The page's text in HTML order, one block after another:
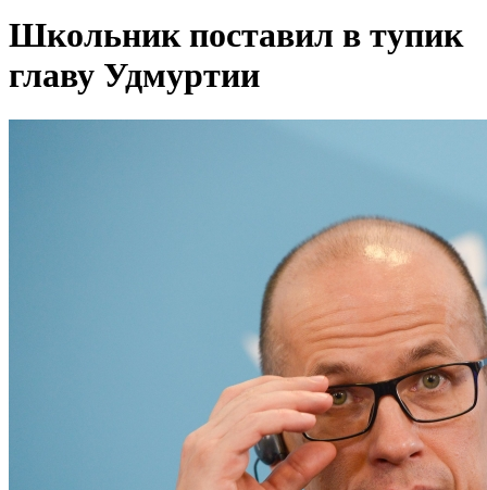
Школьник поставил в тупик
главу Удмуртии